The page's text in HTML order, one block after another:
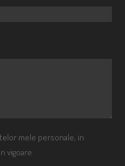
mele personale, in
vigoare